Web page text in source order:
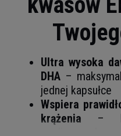
Ultra wysoka
DHA –
jednej kapsułce
Wspiera
krążenia –